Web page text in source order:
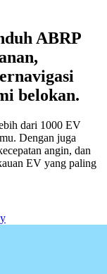
ABRP
belokan.
dari 1000 EV
Dengan juga
angin, dan
EV yang paling